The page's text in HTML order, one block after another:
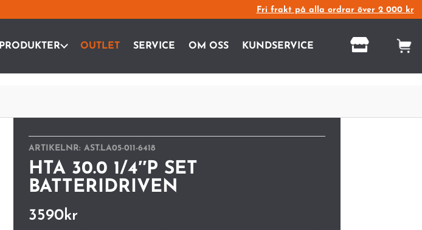
Fri frakt på alla ordrar över 2 000 kr
PRODUKTER OUTLET SERVICE OM OSS KUNDSERVICE 
ARTIKELNR: AST.LA05-011-6418
HTA 30.0 1/4″P SET
BATTERIDRIVEN
3590kr